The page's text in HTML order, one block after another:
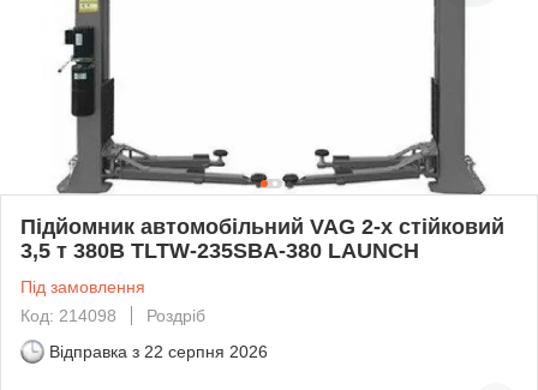
Підйомник автомобільний VAG 2-х стійковий
3,5 т 380В TLTW-235SBA-380 LAUNCH
Під замовлення
Код: 214098
Роздріб
Відправка з 22 серпня 2026